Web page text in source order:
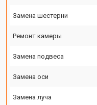
Замена шестерни
Ремонт камеры
Замена подвеса
Замена оси
Замена луча